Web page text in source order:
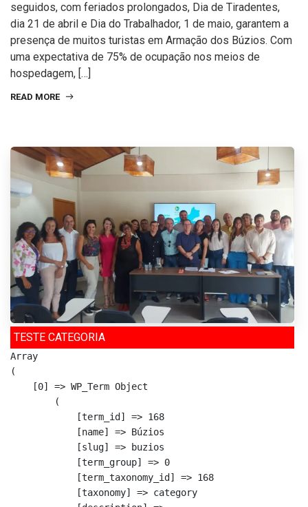
seguidos, com feriados prolongados, Dia de Tiradentes,
dia 21 de abril e Dia do Trabalhador, 1 de maio, garantem a
presença de muitos turistas em Armação dos Búzios. Com
uma expectativa de 75% de ocupação nos meios de
hospedagem, […]
READ MORE
TESTE CATEGORIA
Array
(
    [0] => WP_Term Object
        (
            [term_id] => 168
            [name] => Búzios
            [slug] => buzios
            [term_group] => 0
            [term_taxonomy_id] => 168
            [taxonomy] => category